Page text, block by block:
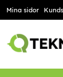
Mina sidor